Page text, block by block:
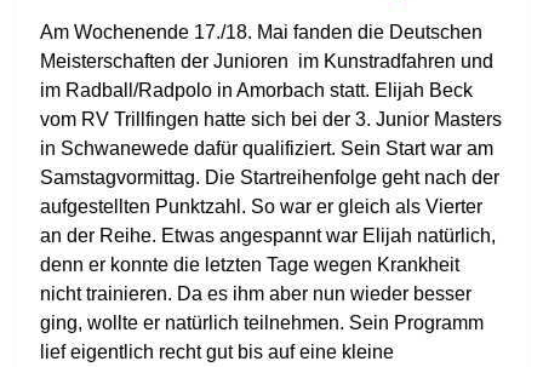
Am Wochenende 17./18. Mai fanden die Deutschen
Meisterschaften der Junioren im Kunstradfahren und
im Radball/Radpolo in Amorbach statt. Elijah Beck
vom RV Trillfingen hatte sich bei der 3. Junior Masters
in Schwanewede dafür qualifiziert. Sein Start war am
Samstagvormittag. Die Startreihenfolge geht nach der
aufgestellten Punktzahl. So war er gleich als Vierter
an der Reihe. Etwas angespannt war Elijah natürlich,
denn er konnte die letzten Tage wegen Krankheit
nicht trainieren. Da es ihm aber nun wieder besser
ging, wollte er natürlich teilnehmen. Sein Programm
lief eigentlich recht gut bis auf eine kleine